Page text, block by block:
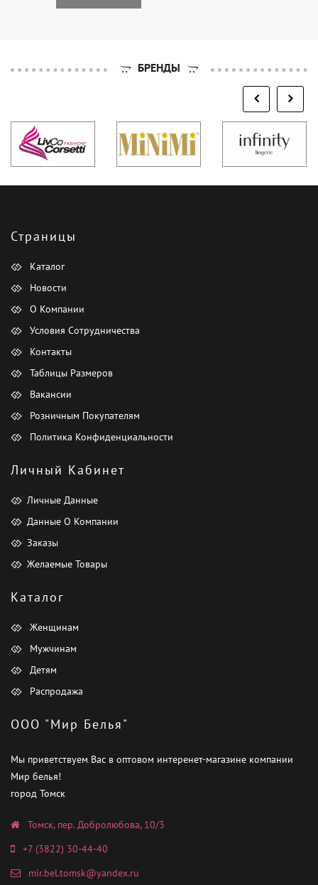
БРЕНДЫ
Страницы
Каталог
Новости
О Компании
Условия Сотрудничества
Контакты
Таблицы Размеров
Вакансии
Розничным Покупателям
Политика Конфиденциальности
Личный Кабинет
Личные Данные
Данные О Компании
Заказы
Желаемые Товары
Каталог
Женщинам
Мужчинам
Детям
Распродажа
ООО "Мир Белья"
Мы приветствуем Вас в оптовом интеренет-магазине компании
Мир белья!
город Томск
Томск, пер. Добролюбова, 10/3
+7 (3822) 30-44-40
mir.bel.tomsk@yandex.ru